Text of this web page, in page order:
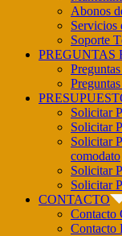
Abonos
Servicios
Soporte
PREGUNTAS
Solicitar
Solicitar
Solicitar
comodato
Solicitar
Solicitar
CONTACTO
Contacto
Contacto